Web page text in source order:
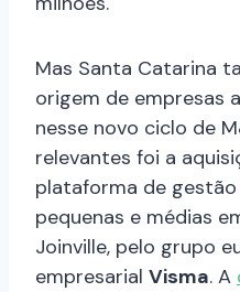
Mas Santa Catarina
origem de empresas
nesse novo ciclo de
relevantes foi a
plataforma de
pequenas e médias
Joinville, pelo grupo
empresarial Visma. A